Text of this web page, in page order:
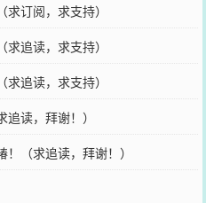
订阅，求支持）
追读，求支持）
追读，求支持）
读，拜谢！）
（求追读，拜谢！）